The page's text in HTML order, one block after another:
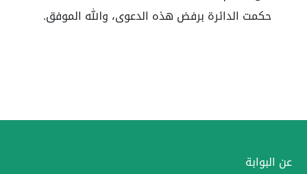
حكمت الدائرة برفض هذه الدعوى، والله الموفق.
عن البوابة